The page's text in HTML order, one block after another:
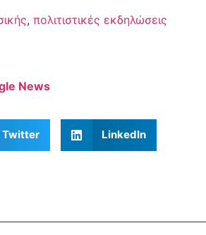
, πολιτιστικές εκδηλώσεις
News
Twitter LinkedIn